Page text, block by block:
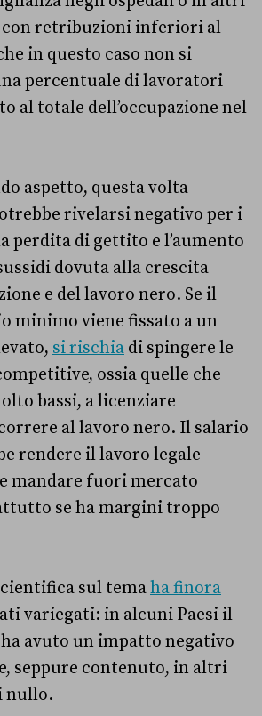
retribuzioni inferiori al
in questo caso non si
percentuale di lavoratori
al totale dell’occupazione nel
aspetto, questa volta
rivelarsi negativo per i
perdita di gettito e l’aumento
dovuta alla crescita
e del lavoro nero. Se il
minimo viene fissato a un
si rischia di spingere le
ossia quelle che
bassi, a licenziare
al lavoro nero. Il salario
rendere il lavoro legale
mandare fuori mercato
se ha margini troppo
sul temaha finora
variegati: in alcuni Paesi il
avuto un impatto negativo
seppure contenuto, in altri
nullo.